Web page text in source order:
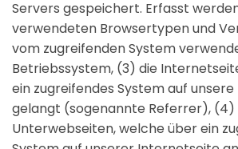
Servers gespeichert. Erfasst
verwendeten Browsertypen und
vom zugreifenden System
Betriebssystem, (3) die
ein zugreifendes System auf
gelangt (sogenannte Referrer), (4)
Unterwebseiten, welche über ein